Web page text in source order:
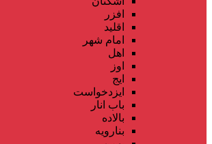
افزر
اقلید
امام شهر
اهل
اوز
ایج
ایزدخواست
باب انار
بالاده
بنارویه